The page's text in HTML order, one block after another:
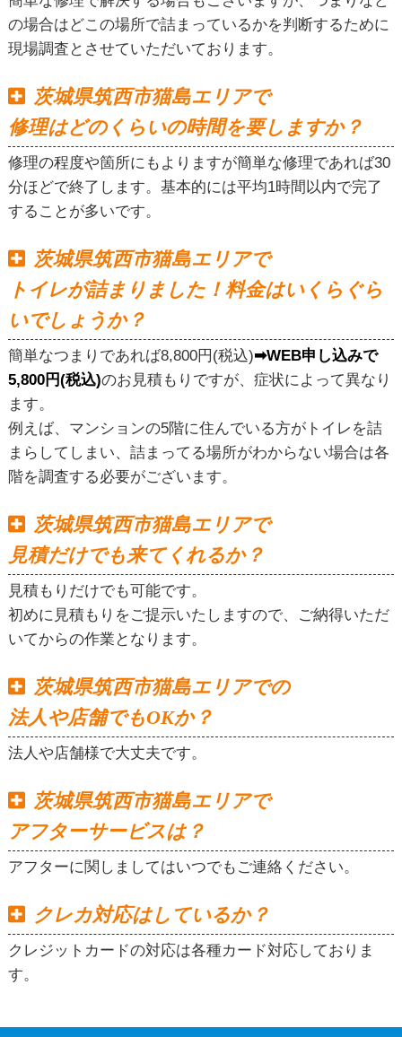
の場合はどこの場所で詰まっているかを判断するために
現場調査とさせていただいております。
茨城県筑西市猫島エリアで
修理はどのくらいの時間を要しますか？
修理の程度や箇所にもよりますが簡単な修理であれば30
分ほどで終了します。基本的には平均1時間以内で完了
することが多いです。
茨城県筑西市猫島エリアで
トイレが詰まりました！料金はいくらぐら
いでしょうか？
簡単なつまりであれば8,800円(税込)➡WEB申し込みで
5,800円(税込)のお見積もりですが、症状によって異なり
ます。
例えば、マンションの5階に住んでいる方がトイレを詰
まらしてしまい、詰まってる場所がわからない場合は各
階を調査する必要がございます。
茨城県筑西市猫島エリアで
見積だけでも来てくれるか？
見積もりだけでも可能です。
初めに見積もりをご提示いたしますので、ご納得いただ
いてからの作業となります。
茨城県筑西市猫島エリアでの
法人や店舗でもOKか？
法人や店舗様で大丈夫です。
茨城県筑西市猫島エリアで
アフターサービスは？
アフターに関しましてはいつでもご連絡ください。
クレカ対応はしているか？
クレジットカードの対応は各種カード対応しておりま
す。